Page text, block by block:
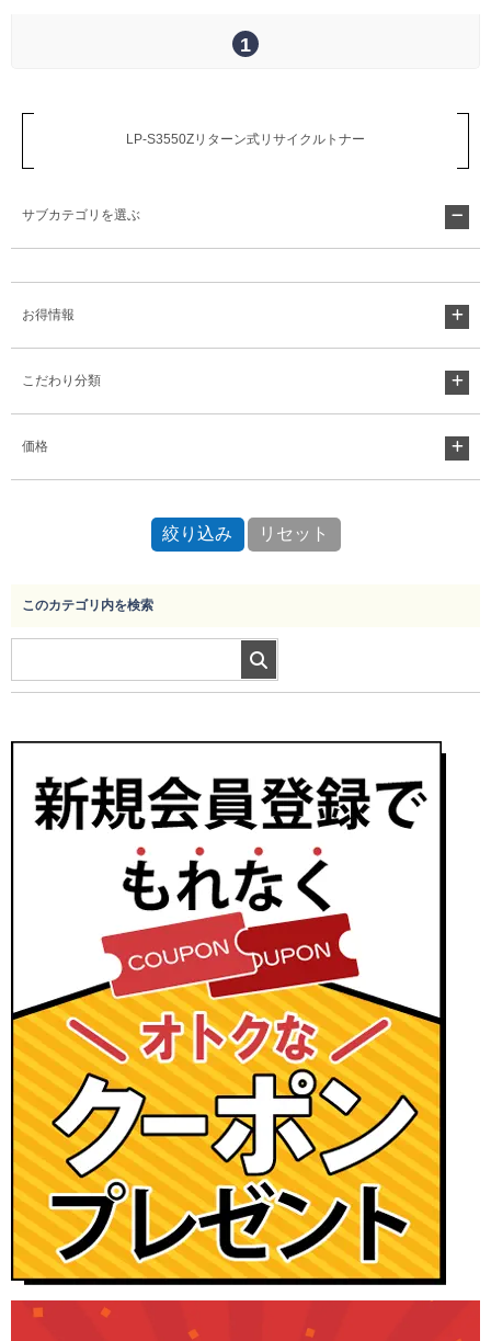
1
LP-S3550Zリターン式リサイクルトナー
サブカテゴリを選ぶ
お得情報
こだわり分類
価格
このカテゴリ内を検索